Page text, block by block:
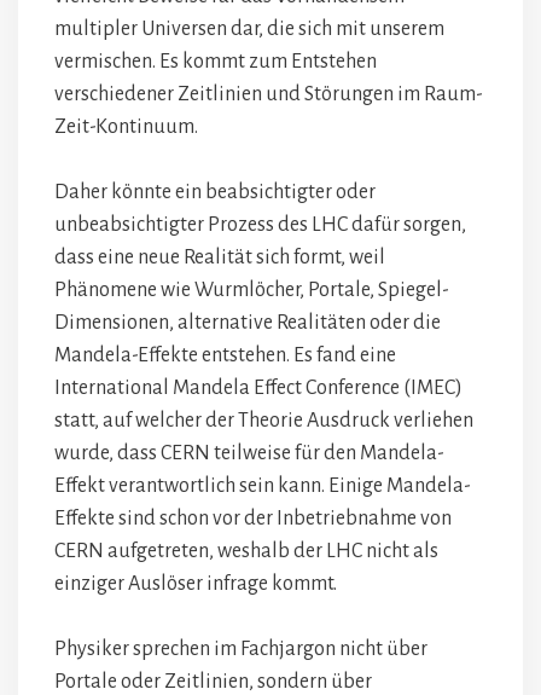
multipler Universen dar, die sich mit unserem
vermischen. Es kommt zum Entstehen
verschiedener Zeitlinien und Störungen im Raum-
Zeit-Kontinuum.
Daher könnte ein beabsichtigter oder
unbeabsichtigter Prozess des LHC dafür sorgen,
dass eine neue Realität sich formt, weil
Phänomene wie Wurmlöcher, Portale, Spiegel-
Dimensionen, alternative Realitäten oder die
Mandela-Effekte entstehen. Es fand eine
International Mandela Effect Conference (IMEC)
statt, auf welcher der Theorie Ausdruck verliehen
wurde, dass CERN teilweise für den Mandela-
Effekt verantwortlich sein kann. Einige Mandela-
Effekte sind schon vor der Inbetriebnahme von
CERN aufgetreten, weshalb der LHC nicht als
einziger Auslöser infrage kommt.
Physiker sprechen im Fachjargon nicht über
Portale oder Zeitlinien, sondern über